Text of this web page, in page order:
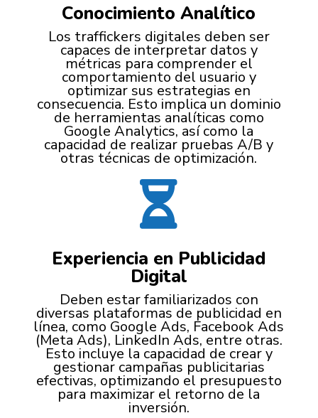
Conocimiento Analítico
Los traffickers digitales deben ser
capaces de interpretar datos y
métricas para comprender el
comportamiento del usuario y
optimizar sus estrategias en
consecuencia. Esto implica un dominio
de herramientas analíticas como
Google Analytics, así como la
capacidad de realizar pruebas A/B y
otras técnicas de optimización.

Experiencia en Publicidad
Digital
Deben estar familiarizados con
diversas plataformas de publicidad en
línea, como Google Ads, Facebook Ads
(Meta Ads), LinkedIn Ads, entre otras.
Esto incluye la capacidad de crear y
gestionar campañas publicitarias
efectivas, optimizando el presupuesto
para maximizar el retorno de la
inversión.